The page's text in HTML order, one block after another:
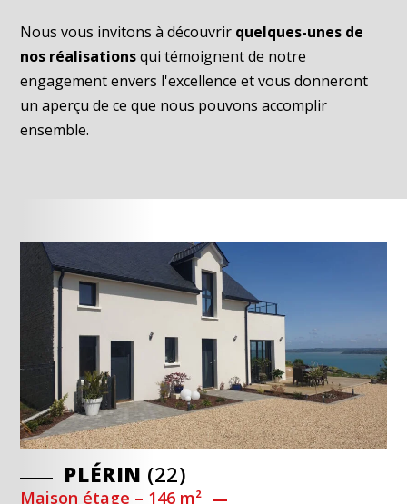
Nous vous invitons à découvrir quelques-unes de
nos réalisationsqui témoignent de notre
engagement envers l'excellence et vous donneront
un aperçu de ce que nous pouvons accomplir
ensemble.
PLÉRIN (22)
Maison étage – 146 m²
PLÉRIN (22)
Maison étage – 146 m²
LE GRAND-CELLAND
Maison étage – 103 m²